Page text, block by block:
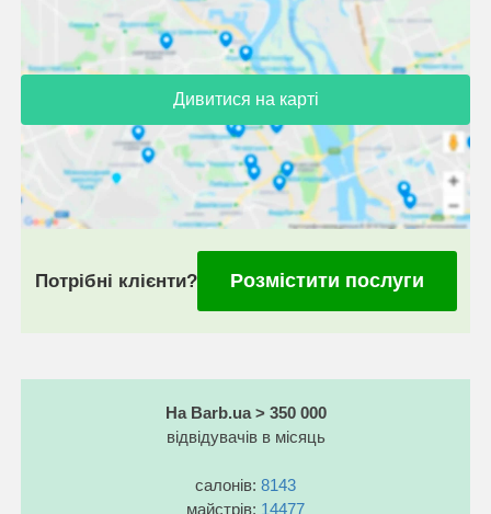
Дивитися на карті
Потрібні клієнти? Розмістити послуги
На Barb.ua > 350 000
відвідувачів в місяць
салонів: 8143
майстрів: 14477